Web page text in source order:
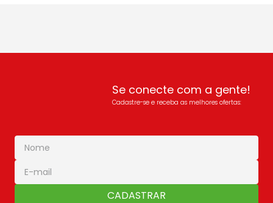
Se conecte com a gente!
Cadastre-se e receba as melhores ofertas:
CADASTRAR